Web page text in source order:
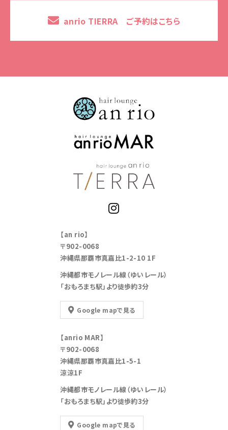
anrio TIERRA ご予約はこちら
【an rio】
〒902-0068
沖縄県那覇市真嘉比1-2-10 1F
沖縄都市モノレール線（ゆいレール）
「おもろまち駅」より徒歩約3分
Google mapで見る
【anrio MAR】
〒902-0068
沖縄県那覇市真嘉比1-5-1
涼涼1F
沖縄都市モノレール線（ゆいレール）
「おもろまち駅」より徒歩約3分
Google mapで見る